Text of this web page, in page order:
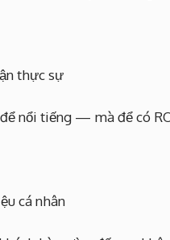
thực sự
nổi tiếng — mà để có
cá nhân